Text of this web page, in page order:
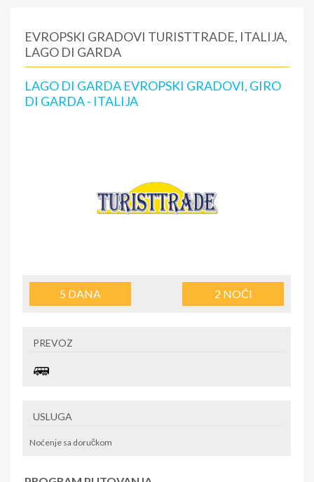
EVROPSKI GRADOVI TURISTTRADE, ITALIJA,
LAGO DI GARDA
LAGO DI GARDA EVROPSKI GRADOVI, GIRO
DI GARDA - ITALIJA
5 DANA 2 NOĆI
PREVOZ
USLUGA
Noćenje sa doručkom